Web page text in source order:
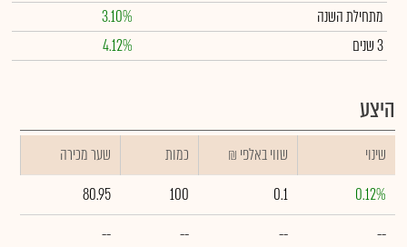
מתחילת השנה
3.10%
3 שנים
4.12%
היצע
שינוי ₪ שווי באלפי כמות
שער מכירה
0.12%
0.1
100
80.95
--
--
--
--